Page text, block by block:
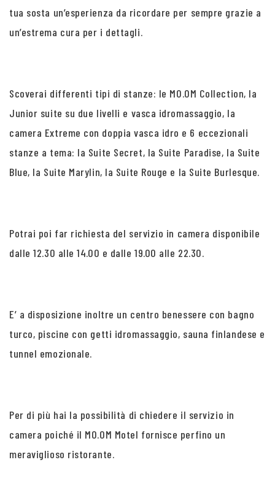
tua sosta un’esperienza da ricordare per sempre grazie a
un’estrema cura per i dettagli.
Scoverai differenti tipi di stanze: le MO.OM Collection, la
Junior suite su due livelli e vasca idromassaggio, la
camera Extreme con doppia vasca idro e 6 eccezionali
stanze a tema: la Suite Secret, la Suite Paradise, la Suite
Blue, la Suite Marylin, la Suite Rouge e la Suite Burlesque.
Potrai poi far richiesta del servizio in camera disponibile
dalle 12.30 alle 14.00 e dalle 19.00 alle 22.30.
E’ a disposizione inoltre un centro benessere con bagno
turco, piscine con getti idromassaggio, sauna finlandese e
tunnel emozionale.
Per di più hai la possibilità di chiedere il servizio in
camera poiché il MO.OM Motel fornisce perfino un
meraviglioso ristorante.